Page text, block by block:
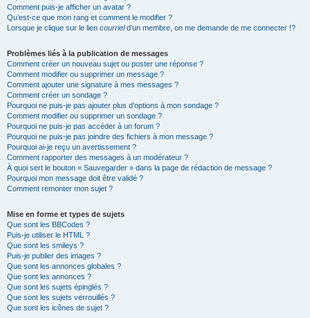
Comment puis-je afficher un avatar ?
Qu’est-ce que mon rang et comment le modifier ?
Lorsque je clique sur le lien courrield’un membre, on me demande de me connecter !?
Problèmes liés à la publication de messages
Comment créer un nouveau sujet ou poster une réponse ?
Comment modifier ou supprimer un message ?
Comment ajouter une signature à mes messages ?
Comment créer un sondage ?
Pourquoi ne puis-je pas ajouter plus d’options à mon sondage ?
Comment modifier ou supprimer un sondage ?
Pourquoi ne puis-je pas accéder à un forum ?
Pourquoi ne puis-je pas joindre des fichiers à mon message ?
Pourquoi ai-je reçu un avertissement ?
Comment rapporter des messages à un modérateur ?
À quoi sert le bouton « Sauvegarder » dans la page de rédaction de message ?
Pourquoi mon message doit être validé ?
Comment remonter mon sujet ?
Mise en forme et types de sujets
Que sont les BBCodes ?
Puis-je utiliser le HTML ?
Que sont les smileys ?
Puis-je publier des images ?
Que sont les annonces globales ?
Que sont les annonces ?
Que sont les sujets épinglés ?
Que sont les sujets verrouillés ?
Que sont les icônes de sujet ?